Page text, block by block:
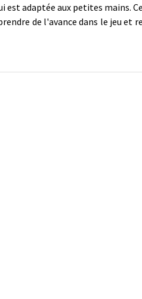
est adaptée aux petites mains.
de l'avance dans le jeu et